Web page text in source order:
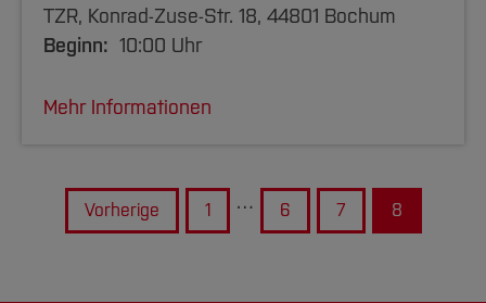
TZR, Konrad-Zuse-Str. 18, 44801 Bochum
Beginn: 10:00 Uhr
Mehr Informationen
Vorherige 1 … 6 7 8